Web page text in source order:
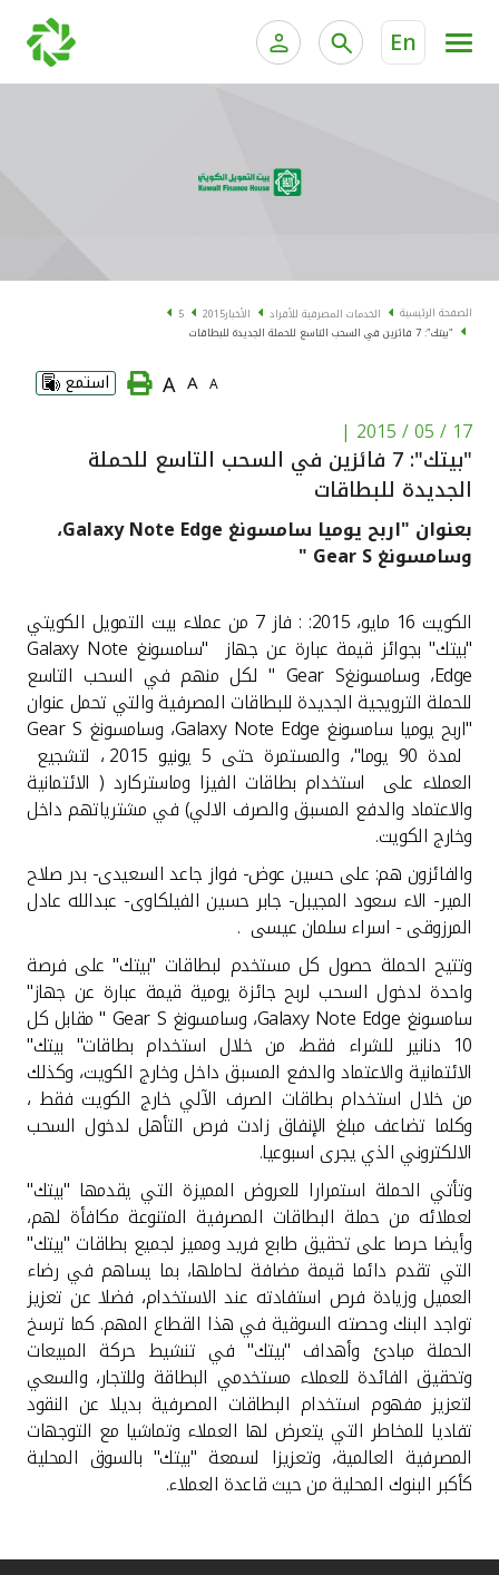
En
الخدمات المصرفية الإلكترونية للشركات
البطاقات
"برامج العملاء"
الاستثمار
القنوات المصرفية
خدمات ما بعد البيع
اتصل بنا
مواقع الفروع وأجهزة الصرف الآلي
ألمانيا
ماليزيا
تركيا
مصر
المملكة المتحدة
مملكة البحرين
الصفحة الرئيسية الخدمات المصرفية للأفراد الأخبار2015
5
"بيتك": 7 فائزين في السحب التاسع للحملة الجديدة للبطاقات
A
A
A استمع
17 / 05 / 2015
|
"بيتك": 7 فائزين في السحب التاسع للحملة
الجديدة للبطاقات
بعنوان "اربح يوميا سامسونغ Galaxy Note Edge،
وسامسونغ Gear S "
الكويت 16 مايو،
2015 : : فاز 7 من عملاء بيت التمويل الكويتي
"بيتك" بجوائز قيمة عبارة عن جهاز "سامسونغ Galaxy Note
Edge، وسامسونغGear S " لكل منهم في السحب التاسع
للحملة الترويجية الجديدة للبطاقات المصرفية والتي تحمل عنوان
"اربح يوميا سامسونغ Galaxy Note Edge، وسامسونغ Gear S
لمدة 90 يوما"، والمستمرة حتى 5 يونيو 2015 ، لتشجيع
العملاء على استخدام بطاقات الفيزا وماستركارد ( الائتمانية
والاعتماد والدفع المسبق والصرف الالي) في مشترياتهم داخل
وخارج الكويت.
والفائزون هم: على حسين عوض- فواز جاعد السعيدى- بدر صلاح
المير- الاء سعود المجيبل- جابر حسين الفيلكاوى- عبدالله عادل
المرزوقى - اسراء سلمان عيسى .
وتتيح الحملة حصول كل مستخدم لبطاقات "بيتك" على فرصة
واحدة لدخول السحب لربح جائزة يومية قيمة عبارة عن جهاز"
سامسونغ Galaxy Note Edge، وسامسونغ Gear S " مقابل كل
10 دنانير للشراء فقط، من خلال استخدام بطاقات" بيتك"
الائتمانية والاعتماد والدفع المسبق داخل وخارج الكويت، وكذلك
من خلال استخدام بطاقات الصرف الآلي خارج الكويت فقط ،
وكلما تضاعف مبلغ الإنفاق زادت فرص التأهل لدخول السحب
الالكتروني الذي يجرى اسبوعيا.
وتأتي الحملة استمرارا للعروض المميزة التي يقدمها "بيتك"
لعملائه من حملة البطاقات المصرفية المتنوعة مكافأة لهم،
وأيضا حرصا على تحقيق طابع فريد ومميز لجميع بطاقات "بيتك"
التي تقدم دائما قيمة مضافة لحاملها، بما يساهم في رضاء
العميل وزيادة فرص استفادته عند الاستخدام، فضلا عن تعزيز
تواجد البنك وحصته السوقية في هذا القطاع المهم. كما ترسخ
الحملة مبادئ وأهداف "بيتك" في تنشيط حركة المبيعات
وتحقيق الفائدة للعملاء مستخدمي البطاقة وللتجار، والسعي
لتعزيز مفهوم استخدام البطاقات المصرفية بديلا عن النقود
تفاديا للمخاطر التي يتعرض لها العملاء وتماشيا مع التوجهات
المصرفية العالمية، وتعزيزا لسمعة "بيتك" بالسوق المحلية
كأكبر البنوك المحلية من حيث قاعدة العملاء.